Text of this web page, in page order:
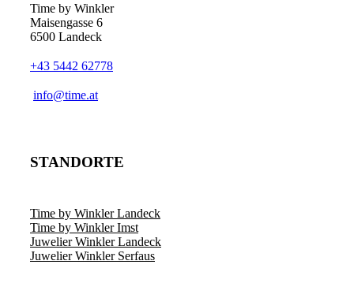
Time by Winkler
Maisengasse 6
6500 Landeck
+43 5442 62778
­info@time.at
STANDORTE
Time by Winkler Landeck
Time by Winkler Imst
Juwelier Winkler Landeck
Juwelier Winkler Serfaus